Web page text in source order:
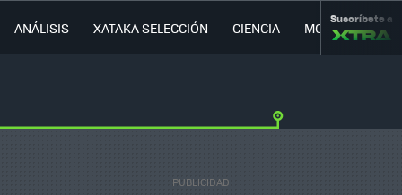
ANÁLISIS XATAKA SELECCIÓN CIENCIA MOVILIDAD
Suscríbete a